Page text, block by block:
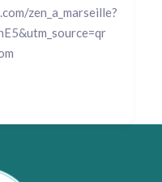
zen_a_marseille?